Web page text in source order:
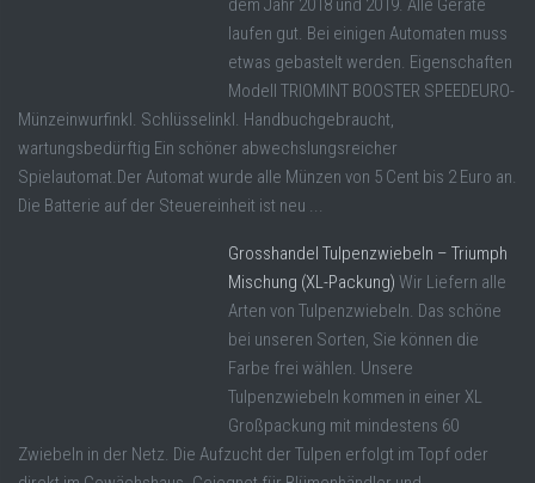
dem Jahr 2018 und 2019. Alle Geräte
laufen gut. Bei einigen Automaten muss
etwas gebastelt werden. Eigenschaften
Modell TRIOMINT BOOSTER SPEEDEURO-
Münzeinwurfinkl. Schlüsselinkl. Handbuchgebraucht,
wartungsbedürftig Ein schöner abwechslungsreicher
Spielautomat.Der Automat wurde alle Münzen von 5 Cent bis 2 Euro an.
Die Batterie auf der Steuereinheit ist neu ...
Grosshandel Tulpenzwiebeln – Triumph
Mischung (XL-Packung) Wir Liefern alle
Arten von Tulpenzwiebeln. Das schöne
bei unseren Sorten, Sie können die
Farbe frei wählen. Unsere
Tulpenzwiebeln kommen in einer XL
Großpackung mit mindestens 60
Zwiebeln in der Netz. Die Aufzucht der Tulpen erfolgt im Topf oder